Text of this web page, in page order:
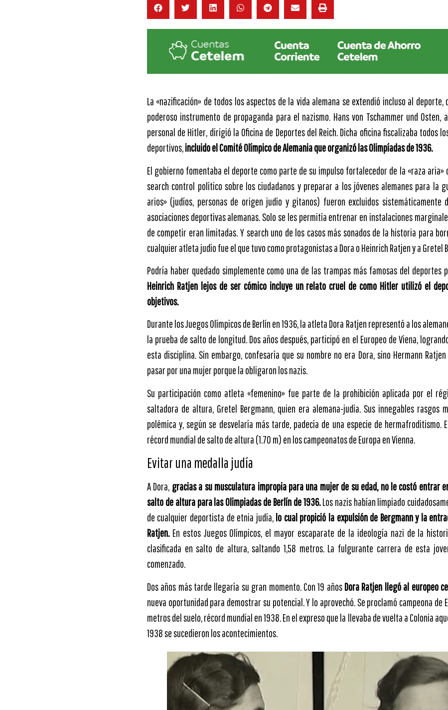
La «nazificación» de todos los aspectos de la vida alemana se extendió incluso al deporte,
poderoso instrumento de propaganda para el nazismo. Hans von Tschammer und Osten,
personal de Hitler, dirigió la Oficina de Deportes del Reich. Dicha oficina fiscalizaba todos
deportivos,incluido el Comité Olímpico de Alemania que organizó las Olimpíadas de 1936.
El gobierno fomentaba el deporte como parte de su impulso fortalecedor de la «raza aria»
search control político sobre los ciudadanos y preparar a los jóvenes alemanes para la
arios» (judíos, personas de origen judío y gitanos) fueron excluidos sistemáticamente
asociaciones deportivas alemanas. Solo se les permitía entrenar en instalaciones
de competir eran limitadas. Y search uno de los casos más sonados de la historia para
cualquier atleta judío fue el que tuvo como protagonistas a Dora o Heinrich Ratjen y a Gretel
Podría haber quedado simplemente como una de las trampas más famosas del deportes
Heinrich Ratjen lejos de ser cómico incluye un relato cruel de como Hitler utilizó el
objetivos.
Durante los Juegos Olímpicos de Berlín en 1936, la atleta Dora Ratjen representó a los
la prueba de salto de longitud. Dos años después, participó en el Europeo de Viena,
esta disciplina. Sin embargo, confesaría que su nombre no era Dora, sino Hermann
pasar por una mujer porque la obligaron los nazis.
Su participación como atleta «femenino» fue parte de la prohibición aplicada por el
saltadora de altura, Gretel Bergmann, quien era alemana-judía. Sus innegables rasgos
polémica y, según se desvelaría más tarde, padecía de una especie de hermafroditismo.
récord mundial de salto de altura (1.70 m) en los campeonatos de Europa en Vienna.
Evitar una medalla judía
A Dora, gracias a su musculatura impropia para una mujer de su edad, no le costó entrar
salto de altura para las Olimpiadas de Berlín de 1936.Los nazis habían limpiado
de cualquier deportista de etnia judía, lo cual propició la expulsión de Bergmann y la
Ratjen.En estos Juegos Olímpicos, el mayor escaparate de la ideología nazi de la
clasificada en salto de altura, saltando 1,58 metros. La fulgurante carrera de esta
comenzado.
Dos años más tarde llegaría su gran momento. Con 19 años Dora Ratjen llegó al europeo
nueva oportunidad para demostrar su potencial. Y lo aprovechó. Se proclamó campeona de
metros del suelo, récord mundial en 1938. En el expreso que la llevaba de vuelta a Colonia
1938 se sucedieron los acontecimientos.